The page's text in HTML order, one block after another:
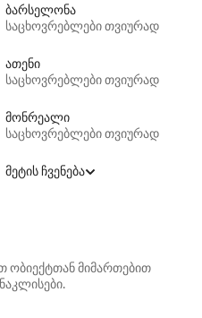
ბარსელონა
საცხოვრებლები თვიურად
ათენი
საცხოვრებლები თვიურად
მონრეალი
საცხოვრებლები თვიურად
მეტის ჩვენება
ობიექტთან მიმართებით